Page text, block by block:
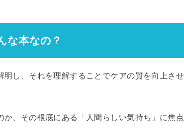
な本なの？
し、それを理解することでケアの質を向上さ
、その根底にある「人間らしい気持ち」に焦点